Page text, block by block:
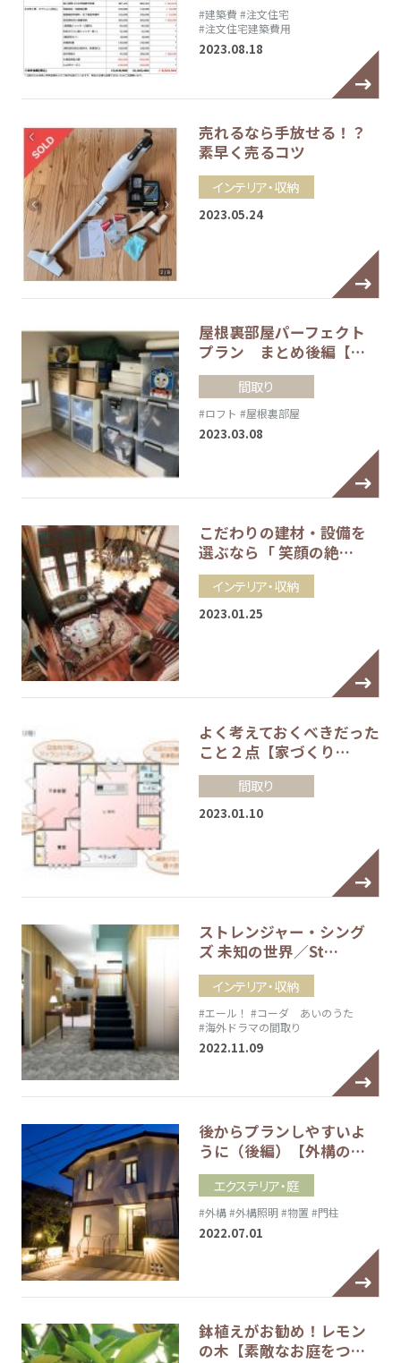
#建築費 #注文住宅
#注文住宅建築費用
2023.08.18
売れるなら手放せる！？
素早く売るコツ
インテリア・収納
2023.05.24
屋根裏部屋パーフェクト
プラン まとめ後編【…
間取り
#ロフト #屋根裏部屋
2023.03.08
こだわりの建材・設備を
選ぶなら「 笑顔の絶…
インテリア・収納
2023.01.25
よく考えておくべきだった
こと２点【家づくり…
間取り
2023.01.10
ストレンジャー・シング
ズ 未知の世界／St…
インテリア・収納
#エール！ #コーダ あいのうた
#海外ドラマの間取り
2022.11.09
後からプランしやすいよ
うに（後編）【外構の…
エクステリア・庭
#外構#外構照明 #物置 #門柱
2022.07.01
鉢植えがお勧め！レモン
の木【素敵なお庭をつ…